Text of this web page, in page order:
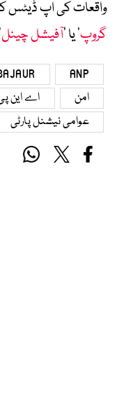
واقعات کی اپ ڈیٹس
گروپ‘ یا ’آفیشل چینل
ANP
امن
اے این
عوامی نیشنل پارٹی